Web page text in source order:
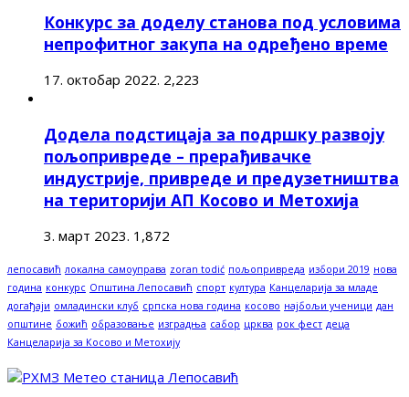
Конкурс за доделу станова под условима
непрофитног закупа на одређено време
17. октобар 2022. 2,223
Додела подстицаја за подршку развоју
пољопривреде – прерађивачке
индустрије, привреде и предузетништва
на територији АП Косово и Метохија
3. март 2023. 1,872
лепосавић локална самоуправа zoran todić пољопривреда избори 2019 нова
година конкурс Општина Лепосавић спорт култура Канцеларија за младе
догађаји омладински клуб српска нова година косово најбољи ученици дан
општине божић образовање изградња сабор црква рок фест деца
Канцеларија за Косово и Метохију